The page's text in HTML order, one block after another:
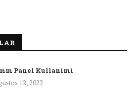
Panel Kullanimi
12, 2022